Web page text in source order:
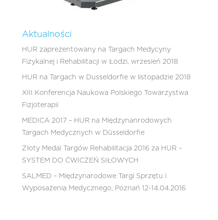
Aktualności
HUR zaprezentowany na Targach Medycyny
Fizykalnej i Rehabilitacji w Łodzi, wrzesień 2018
HUR na Targach w Dusseldorfie w listopadzie 2018
XIII Konferencja Naukowa Polskiego Towarzystwa
Fizjoterapii
MEDICA 2017 – HUR na Międzynanrodowych
Targach Medycznych w Düsseldorfie
Złoty Medal Targów Rehabilitacja 2016 za HUR –
SYSTEM DO ĆWICZEŃ SIŁOWYCH
SALMED – Międzynarodowe Targi Sprzętu i
Wyposażenia Medycznego, Poznań 12-14.04.2016